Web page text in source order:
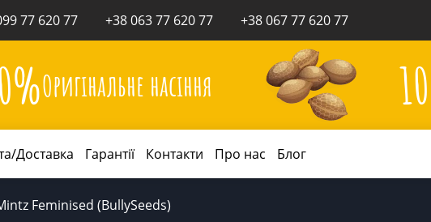
77 620 77 +38 063 77 620 77 +38 067 77 620 77
Оригінальне насіння
Доставка Гарантії Контакти Про нас Блог
Feminised (BullySeeds)